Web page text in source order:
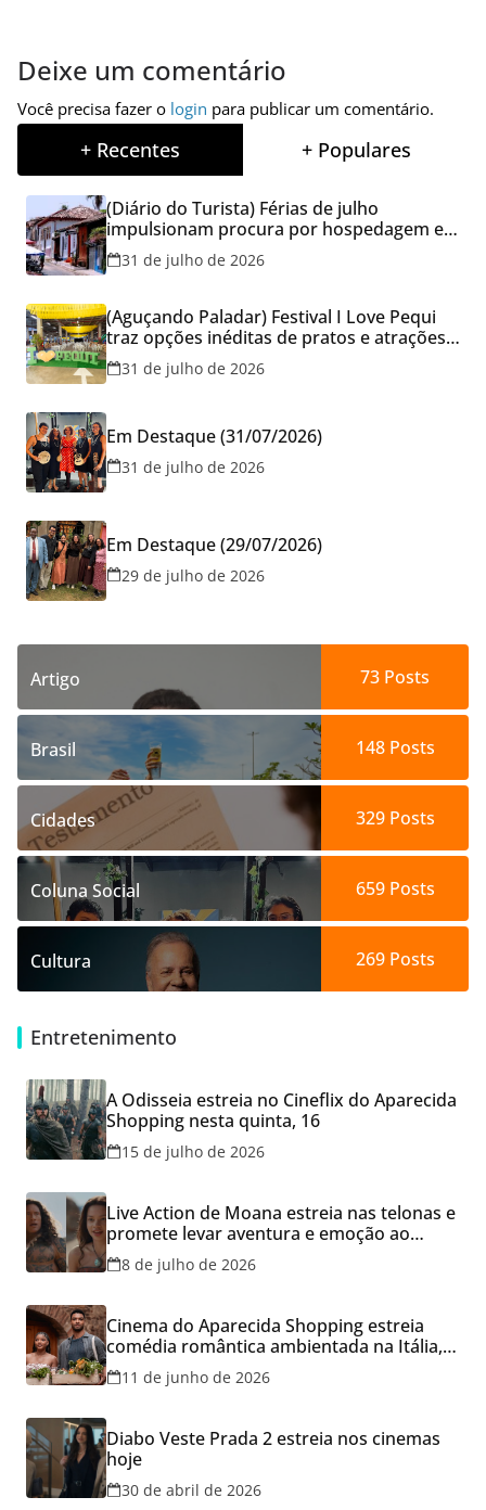
Deixe um comentário
Você precisa fazer o login para publicar um comentário.
+ Recentes + Populares
(Diário do Turista) Férias de julho
impulsionam procura por hospedagem em
Goiás e reforçam cuidados na hora de
reservar viagens
31 de julho de 2026
(Aguçando Paladar) Festival I Love Pequi
traz opções inéditas de pratos e atrações
gratuitas no fim de semana dos Pais em
Goiânia
31 de julho de 2026
Em Destaque (31/07/2026)
31 de julho de 2026
Em Destaque (29/07/2026)
29 de julho de 2026
Artigo 73 Posts
Brasil 148Posts
Cidades 329Posts
Coluna Social 659Posts
Cultura 269Posts
Entretenimento
A Odisseia estreia no Cineflix do Aparecida
Shopping nesta quinta, 16
15 de julho de 2026
Live Action de Moana estreia nas telonas e
promete levar aventura e emoção ao
Cineflix do Aparecida Shopping
8 de julho de 2026
Cinema do Aparecida Shopping estreia
comédia romântica ambientada na Itália,
hoje e lança promoção para o Dia dos
Namorados
11 de junho de 2026
Diabo Veste Prada 2 estreia nos cinemas
hoje
30 de abril de 2026